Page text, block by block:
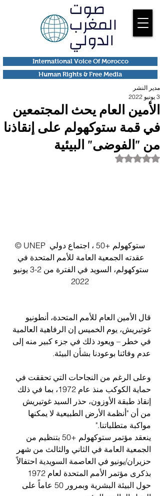
Human Rights & Free Media
International Voice Of Morocco
الأمين العام يحث المجتمعين
في قمة ستوكهولم على إنقاذنا
من "الفوضى" البيئية
مدير النشر
3 يونيو 2022
تم التقييم بـ ليس رقمًا من أصل 5 نجوم.
© UNEP ستوكهولم +50 ، اجتماع دولي
عقدته الجمعية العامة للأمم المتحدة في
ستوكهولم، السويد في الفترة من 2-3 يونيو
2022
قال الأمين العام للأمم المتحدة، أنطونيو
غوتيريش، يوم الخميس إن الرفاهية العالمية
في خطر – ويعود ذلك في جزء كبير منه إلى
عدم وفائنا بوعودنا بشأن البيئة.
وعلى الرغم من النجاحات التي تحققت في
حماية الكوكب منذ عام 1972، بما في ذلك
إنقاذ طبقة الأوزون، حذر السيد غوتيريش
من أن "أنظمة الأرض الطبيعية لا يمكنها
مواكبة متطلباتنا."
ينعقد مؤتمر ستوكهولم +50 بتنظيم من
الجمعية العامة في الثاني والثالث من شهر
حزيران/يونيو في العاصمة السويدية احتفالاً
حول البيئة البشرية وبمرور 50 عاماً على